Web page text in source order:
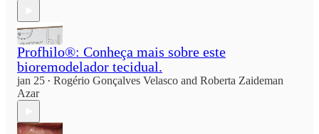
Profhilo®: Conheça mais sobre este
bioremodelador tecidual.
jan 25 • Rogério Gonçalves Velasco and Roberta Zaideman
Azar